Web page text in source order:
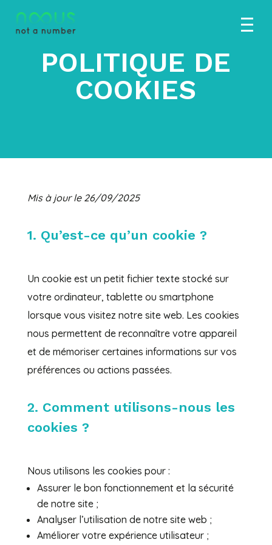
POLITIQUE DE
COOKIES
Mis à jour le 26/09/2025
1. Qu’est-ce qu’un cookie ?
Un cookie est un petit fichier texte stocké sur
votre ordinateur, tablette ou smartphone
lorsque vous visitez notre site web. Les cookies
nous permettent de reconnaître votre appareil
et de mémoriser certaines informations sur vos
préférences ou actions passées.
2. Comment utilisons-nous les
cookies ?
Nous utilisons les cookies pour :
Assurer le bon fonctionnement et la sécurité
de notre site ;
Analyser l’utilisation de notre site web ;
Améliorer votre expérience utilisateur ;